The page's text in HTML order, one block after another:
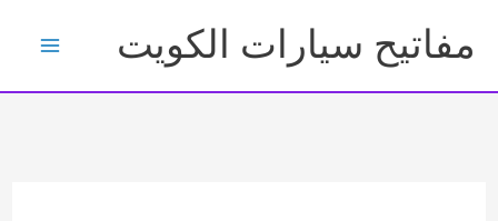
إلى
المحتوى
مفاتيح سيارات الكويت